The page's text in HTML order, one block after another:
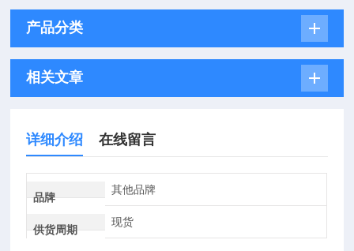
产品分类
相关文章
详细介绍 在线留言
品牌
其他品牌
供货周期
现货